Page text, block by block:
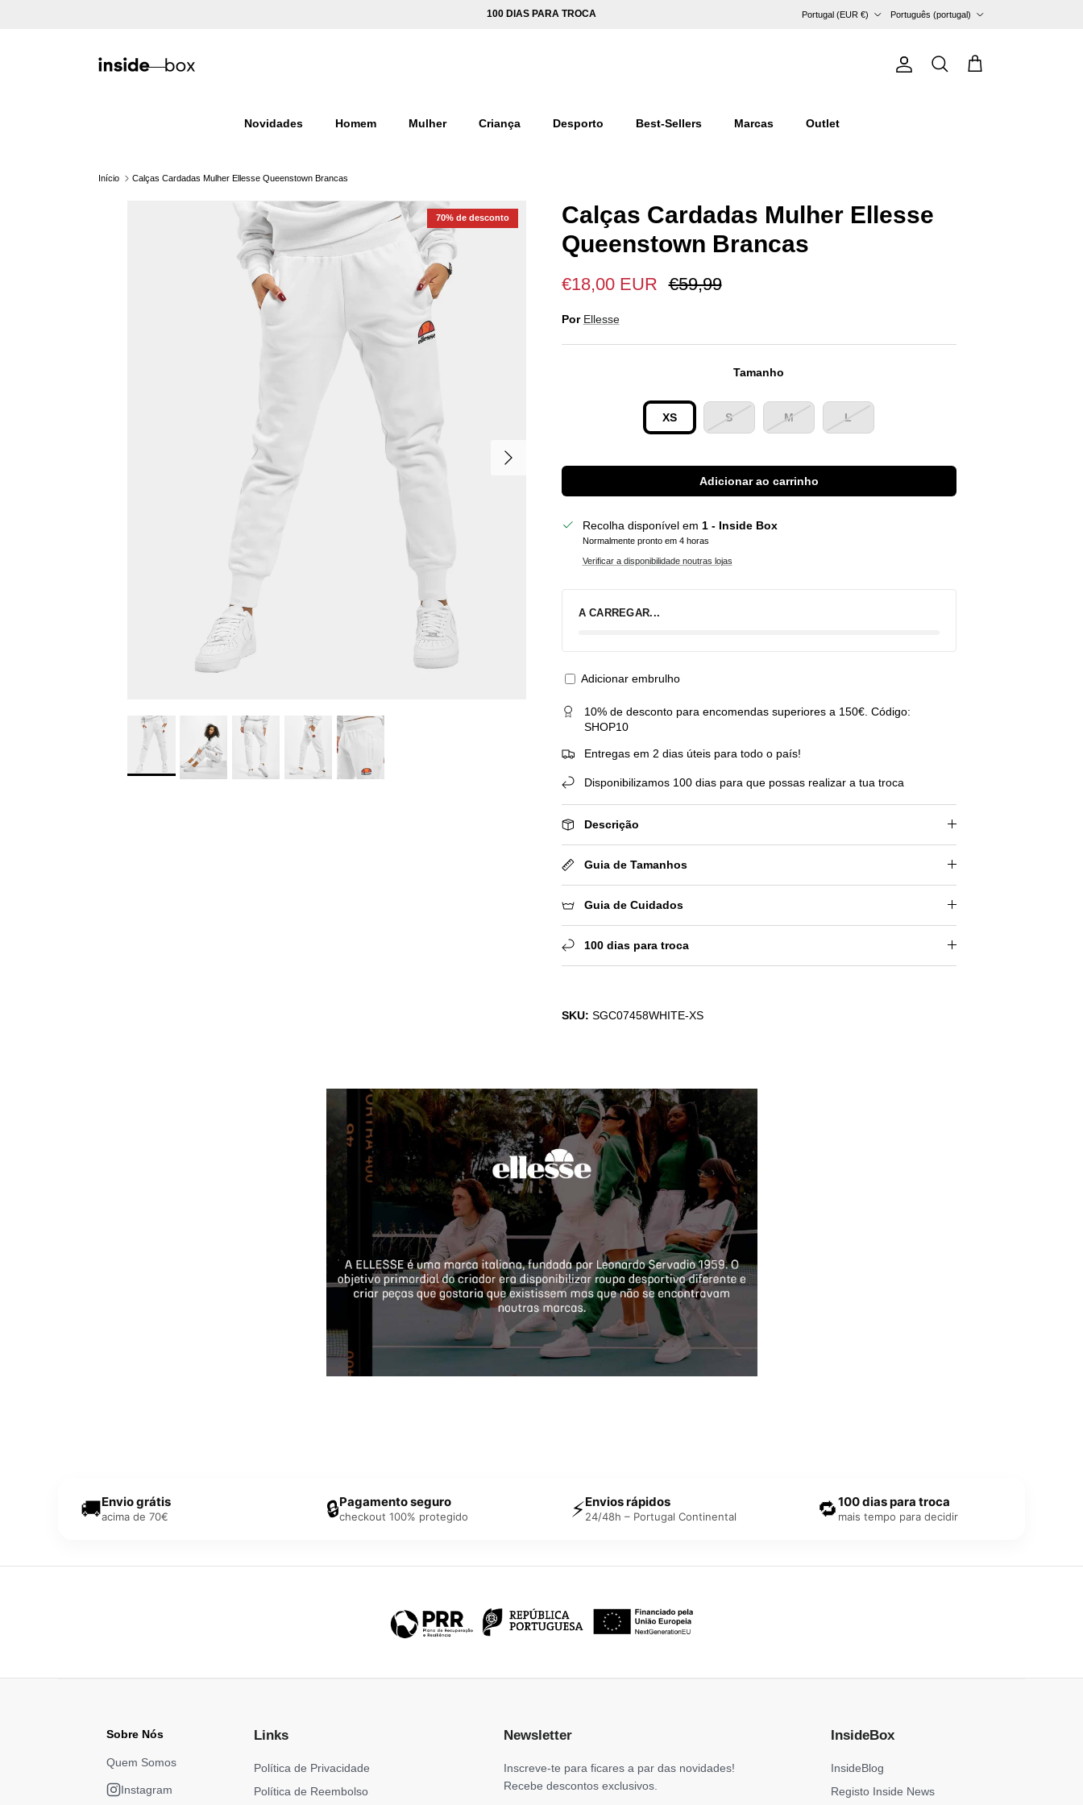
100 DIAS PARA TROCA
Portugal (EUR €)
Português (portugal)
ContaPesquisarCarrinho
Novidades Homem Mulher Criança Desporto Best-Sellers Marcas Outlet
Início Calças Cardadas Mulher Ellesse Queenstown Brancas
Seguinte
70% de desconto
Calças Cardadas Mulher Ellesse
Queenstown Brancas
€18,00 EUR €59,99
Por Ellesse
Tamanho
XS S M L
Adicionar ao carrinho
Recolha disponível em 1 - Inside Box
Normalmente pronto em 4 horas
Verificar a disponibilidade noutras lojas
A CARREGAR...
Adicionar embrulho
10% de desconto para encomendas superiores a 150€. Código:
SHOP10
Entregas em 2 dias úteis para todo o país!
Disponibilizamos 100 dias para que possas realizar a tua troca
Descrição
Guia de Tamanhos
Guia de Cuidados
100 dias para troca
SKU: SGC07458WHITE-XS
🚚Envio grátis
acima de 70€ 🔒Pagamento seguro
checkout 100% protegido ⚡Envios rápidos
24/48h – Portugal Continental 🔁100 dias para troca
mais tempo para decidir
Sobre Nós
Quem Somos
Instagram
Links
Política de Privacidade
Política de Reembolso
Newsletter
Inscreve-te para ficares a par das novidades!
Recebe descontos exclusivos.
InsideBox
InsideBlog
Registo Inside News